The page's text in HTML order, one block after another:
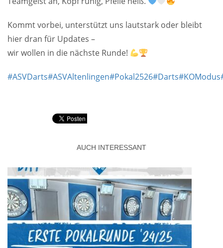
Kommt vorbei, unterstützt uns lautstark oder bleibt
hier dran für Updates –
wir wollen in die nächste Runde!
#ASVDarts#ASVAltenlingen#Pokal2526#Darts#KOModus
AUCH INTERESSANT